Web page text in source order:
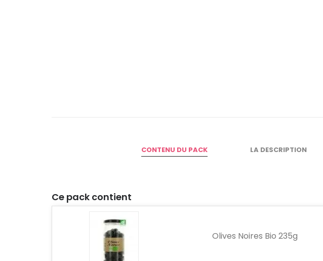
CONTENU DU PACK LA DESCRIPTION
Ce pack contient
Olives Noires Bio 235g